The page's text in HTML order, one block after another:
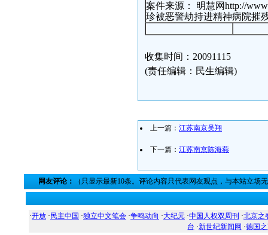
案件来源： 明慧网http://
珍被恶警劫持进精神病院摧
收集时间：20091115
(责任编辑：民生编辑)
上一篇： 江苏南京吴翔
下一篇： 江苏南京陈海燕
网友评论： （只显示最新10条。评论内容只代表网友观点，与本站立场
·开放 · 民主中国 ·独立中文笔会 ·争鸣动向 ·大纪元 ·中国人权双周刊 ·北京之
台 ·新世纪新闻网 ·德国